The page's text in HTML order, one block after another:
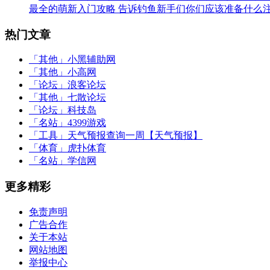
最全的萌新入门攻略 告诉钓鱼新手们你们应该准备什么
热门文章
「其他」 小黑辅助网
「其他」 小高网
「论坛」 浪客论坛
「其他」 七散论坛
「论坛」 科技岛
「名站」 4399游戏
「工具」 天气预报查询一周【天气预报】
「体育」
虎扑体育
「名站」 学信网
更多精彩
免责声明
广告合作
关于本站
网站地图
举报中心